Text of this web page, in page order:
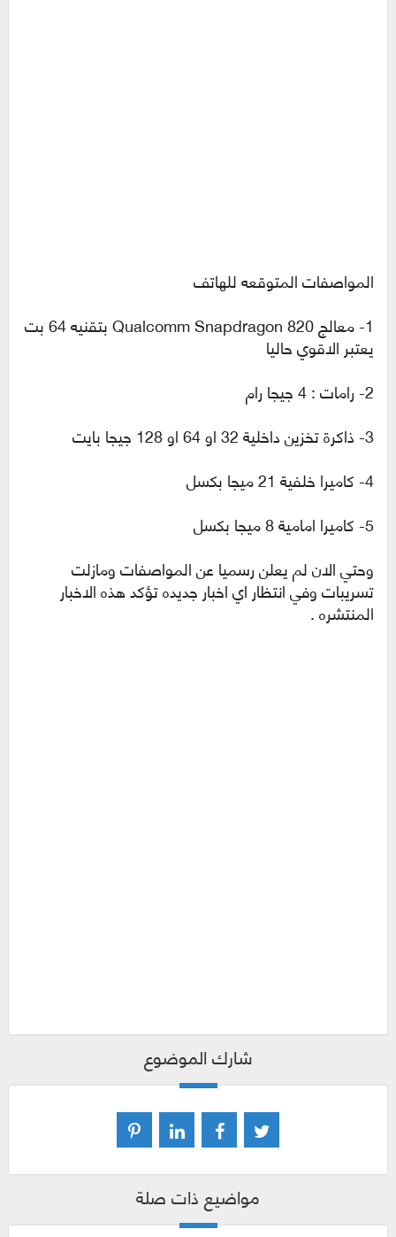
المواصفات المتوقعه للهاتف
1- معالج Qualcomm Snapdragon 820 بتقنيه 64 بت
يعتبر الاقوي حاليا
2- رامات : 4 جيجا رام
3- ذاكرة تخزين داخلية 32 او 64 او 128 جيجا بايت
4- كاميرا خلفية 21 ميجا بكسل
5- كاميرا امامية 8 ميجا بكسل
وحتي الان لم يعلن رسميا عن المواصفات ومازلت
تسريبات وفي انتظار اي اخبار جديده تؤكد هذه الاخبار
المنتشره .
شارك الموضوع
مواضيع ذات صلة